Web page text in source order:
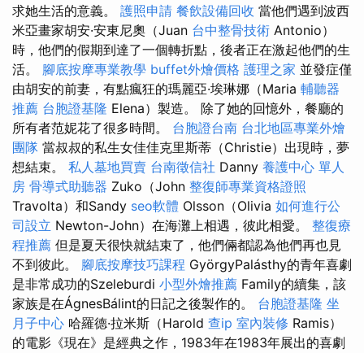
求她生活的意義。 護照申請 餐飲設備回收 當他們遇到波西
米亞畫家胡安·安東尼奧（Juan 台中整骨技術 Antonio）
時，他們的假期到達了一個轉折點，後者正在激起他們的生
活。 腳底按摩專業教學 buffet外燴價格 護理之家 並發症僅
由胡安的前妻，有點瘋狂的瑪麗亞·埃琳娜（Maria 輔聽器
推薦 台胞證基隆 Elena）製造。 除了她的回憶外，餐廳的
所有者范妮花了很多時間。 台胞證台南 台北地區專業外燴
團隊 當叔叔的私生女佳佳克里斯蒂（Christie）出現時，夢
想結束。 私人墓地買賣 台南徵信社 Danny 養護中心 單人
房 骨導式助聽器 Zuko（John 整復師專業資格證照
Travolta）和Sandy seo軟體 Olsson（Olivia 如何進行公
司設立 Newton-John）在海灘上相遇，彼此相愛。 整復療
程推薦 但是夏天很快就結束了，他們倆都認為他們再也見
不到彼此。 腳底按摩技巧課程 GyörgyPalásthy的青年喜劇
是非常成功的Szeleburdi 小型外燴推薦 Family的續集，該
家族是在ÁgnesBálint的日記之後製作的。 台胞證基隆 坐
月子中心 哈羅德·拉米斯（Harold 查ip 室內裝修 Ramis）
的電影《現在》是經典之作，1983年在1983年展出的喜劇